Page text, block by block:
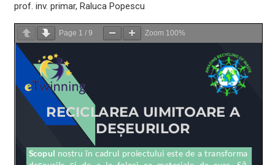
prof. inv. primar, Raluca Popescu
Page 1 / 9 Zoom 100%